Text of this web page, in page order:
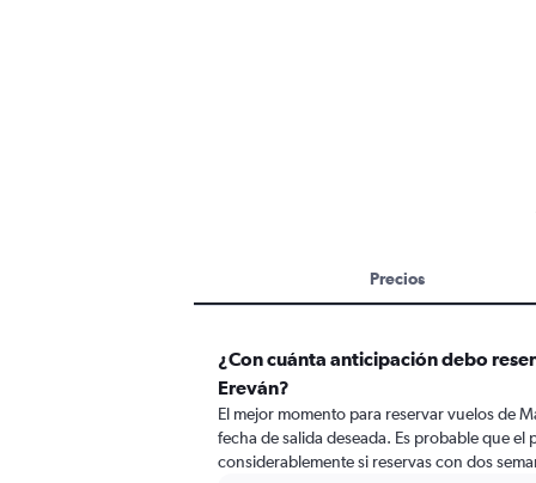
Precios
¿Con cuánta anticipación debo
Ereván?
El mejor momento para reservar vuelos de
fecha de salida deseada. Es probable que el
considerablemente si reservas con dos